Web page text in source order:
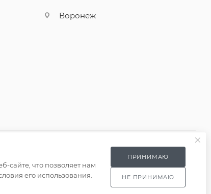
Воронеж
сайте, что позволяет нам
его использования.
ПРИНИМАЮ
НЕ ПРИНИМАЮ